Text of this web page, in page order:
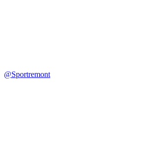
@Sportremont